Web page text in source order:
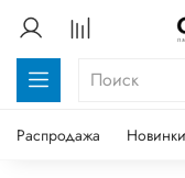
Распродажа Новинки